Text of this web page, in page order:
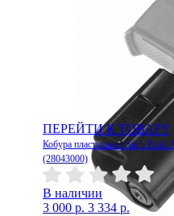
ПЕРЕЙТИ К ТОВАРУ
Кобура пластиковая Stich
(28043000)
В наличии
3 000 р. 3 334 р.